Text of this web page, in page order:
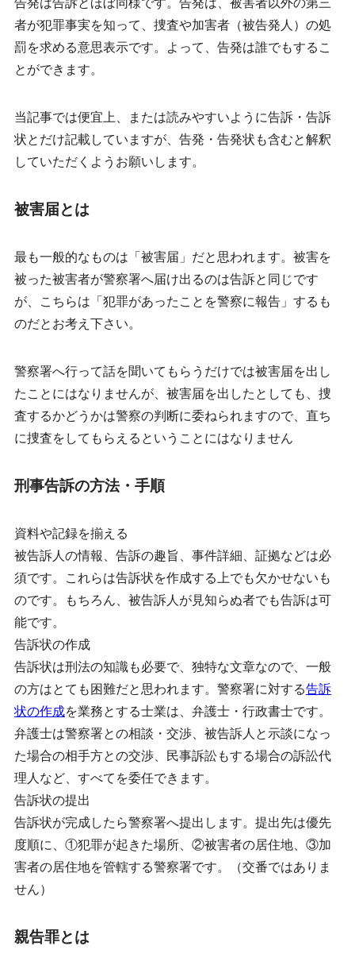
告発は告訴とほぼ同様です。告発は、 被害者以外の第三
者が犯罪事実を知って、捜査や加害者（被告発人）の処
罰を求める意思表示です。よって、告発は誰でもするこ
とができます。
当記事では便宜上、または読みやすいように告訴・告訴
状とだけ記載していますが、告発・告発状も含むと解釈
していただくようお願いします。
被害届とは
最も一般的なものは「被害届」だと思われます。被害を
被った被害者が警察署へ届け出るのは告訴と同じです
が、こちらは「犯罪があったことを警察に報告」するも
のだとお考え下さい。
警察署へ行って話を聞いてもらうだけでは被害届を出し
たことにはなりませんが、被害届を出したとしても、捜
査するかどうかは警察の判断に委ねられますので、直ち
に捜査をしてもらえるということにはなりません
刑事告訴の方法・手順
資料や記録を揃える
被告訴人の情報、告訴の趣旨、 事件詳細、証拠などは必
須です。これらは告訴状を作成する上でも欠かせないも
のです。もちろん、被告訴人が見知らぬ者でも告訴は可
能です。
告訴状の作成
告訴状は刑法の知識も必要で、独特な文章なので、一般
の方はとても困難だと思われます。警察署に対する告訴
状の作成を業務とする士業は、弁護士・行政書士です。
弁護士は警察署との相談・交渉、被告訴人と示談になっ
た場合の相手方との交渉、民事訴訟もする場合の訴訟代
理人など、すべてを委任できます。
告訴状の提出
告訴状が完成したら警察署へ提出します。提出先は優先
度順に、①犯罪が起きた場所、②被害者の居住地、③加
害者の居住地を管轄する警察署です。（交番ではありま
せん）
親告罪とは